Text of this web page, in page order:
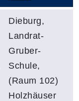
Dieburg,
Landrat-
Gruber-
Schule,
(Raum 102)
Holzhäuser